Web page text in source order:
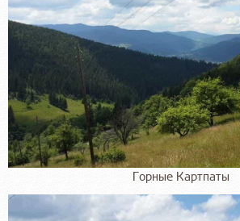
Горные Картпаты